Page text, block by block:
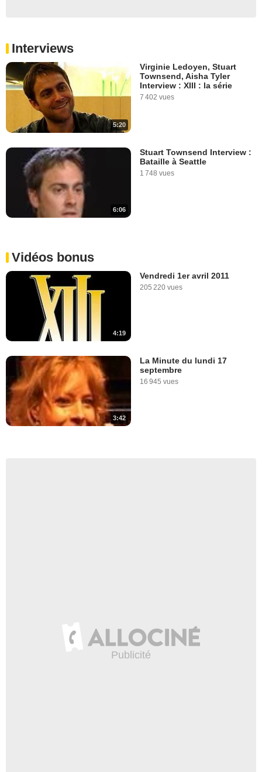
Interviews
5:20
Virginie Ledoyen, Stuart
Townsend, Aisha Tyler
Interview : XIII : la série
7 402 vues
6:06
Stuart Townsend Interview :
Bataille à Seattle
1 748 vues
Vidéos bonus
4:19
Vendredi 1er avril 2011
205 220 vues
3:42
La Minute du lundi 17
septembre
16 945 vues